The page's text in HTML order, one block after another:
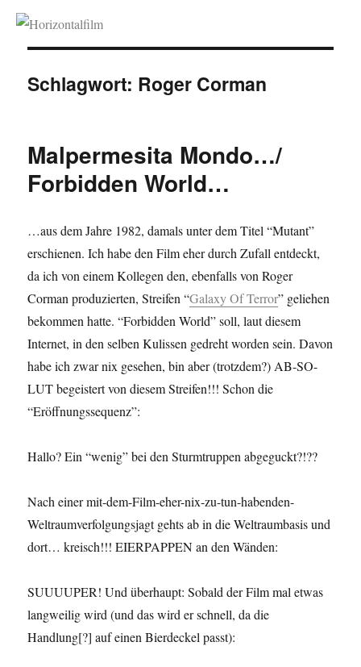
Horizontalfilm
Schlagwort: Roger Corman
Malpermesita Mondo…/
Forbidden World…
…aus dem Jahre 1982, damals unter dem Titel “Mutant”
erschienen. Ich habe den Film eher durch Zufall entdeckt,
da ich von einem Kollegen den, ebenfalls von Roger
Corman produzierten, Streifen “Galaxy Of Terror” geliehen
bekommen hatte. “Forbidden World” soll, laut diesem
Internet, in den selben Kulissen gedreht worden sein. Davon
habe ich zwar nix gesehen, bin aber (trotzdem?) AB-SO-
LUT begeistert von diesem Streifen!!! Schon die
“Eröffnungssequenz”:
Hallo? Ein “wenig” bei den Sturmtruppen abgeguckt?!??
Nach einer mit-dem-Film-eher-nix-zu-tun-habenden-
Weltraumverfolgungsjagt gehts ab in die Weltraumbasis und
dort… kreisch!!! EIERPAPPEN an den Wänden:
SUUUUPER! Und überhaupt: Sobald der Film mal etwas
langweilig wird (und das wird er schnell, da die
Handlung[?] auf einen Bierdeckel passt):